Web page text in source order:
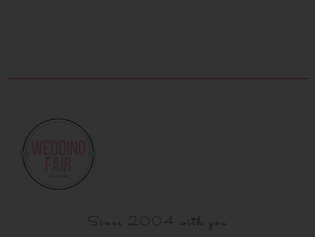
Since 2004 with you